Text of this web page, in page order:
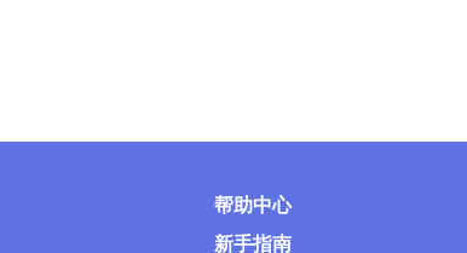
帮助中心
新手指南